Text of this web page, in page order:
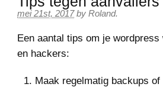
mei 21st, 2017 by Roland.
Een aantal tips om je
en hackers:
Maak regelmatig backups